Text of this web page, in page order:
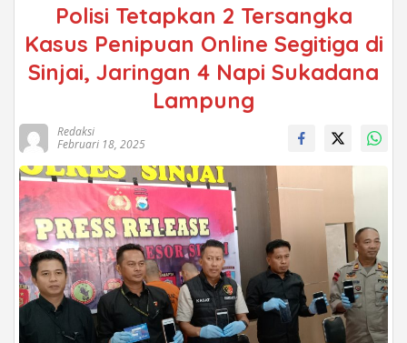
Polisi Tetapkan 2 Tersangka
Kasus Penipuan Online Segitiga di
Sinjai, Jaringan 4 Napi Sukadana
Lampung
Redaksi
Februari 18, 2025